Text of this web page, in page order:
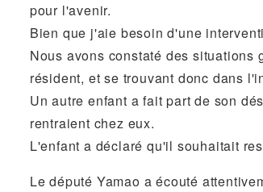
pour l'avenir.
Bien que j'aie besoin d'une
Nous avons constaté des situations
résident, et se trouvant donc dans
Un autre enfant a fait part de son
rentraient chez eux.
L'enfant a déclaré qu'il souhaitait
Le député Yamao a écouté